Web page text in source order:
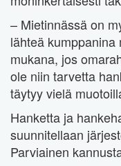
– Mietinnässä on
lähteä
mukana, jos
ole niin tarvetta
täytyy vielä
Hanketta ja
suunnitellaan
Parviainen